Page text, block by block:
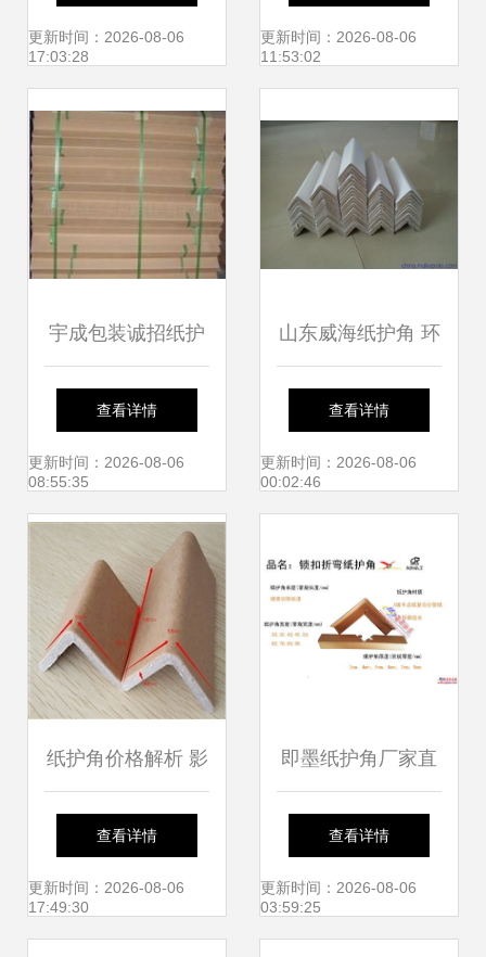
批发与图片详解
更新时间：2026-08-06
17:03:28
运输安全新标准
更新时间：2026-08-06
11:53:02
宇成包装诚招纸护
角代理加盟 零风险
投资，现货批发助
力创业新征程
查看详情
更新时间：2026-08-06
08:55:35
山东威海纸护角 环
保优质，助力海参
运输与全球贸易
查看详情
更新时间：2026-08-06
00:02:46
纸护角价格解析 影
响因素与市场报价
指南
查看详情
更新时间：2026-08-06
17:49:30
即墨纸护角厂家直
销，助力纸桶包装
行业高效发展
查看详情
更新时间：2026-08-06
03:59:25